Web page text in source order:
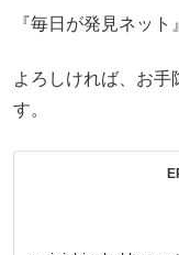
『毎日が発見ネッ
よろしければ、お
す。